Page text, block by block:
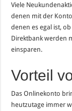
Viele
denen mit der
denen es egal ist,
Direktbank werden
einsparen.
Vorteil
Das Onlinekonto
heutzutage immer